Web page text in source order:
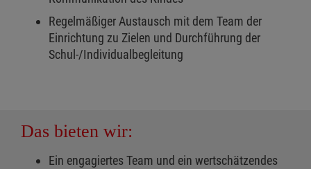
Regelmäßiger Austausch mit dem Team der
Einrichtung zu Zielen und Durchführung der
Schul-/Individualbegleitung
Das bieten wir:
Ein engagiertes Team und ein wertschätzendes